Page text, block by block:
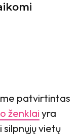
patvirtintas
ženklai yra
silpnųjų vietų